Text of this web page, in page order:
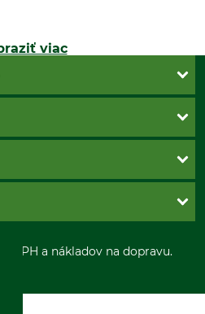
viac
DPH a nákladov na dopravu.